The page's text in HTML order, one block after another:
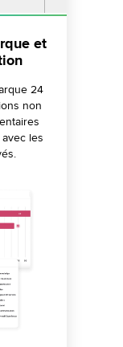
et
24
non
les
sans
plus de
unique
et
y
clic et